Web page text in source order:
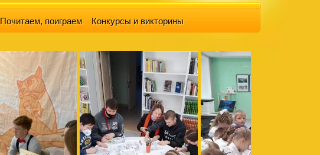
Почитаем, поиграем Конкурсы и викторины